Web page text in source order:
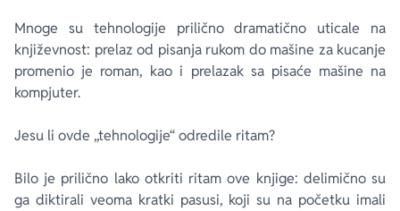
Mnoge su tehnologije prilično dramatično uticale na
književnost: prelaz od pisanja rukom do mašine za kucanje
promenio je roman, kao i prelazak sa pisaće mašine na
kompjuter.
Jesu li ovde „tehnologije“ odredile ritam?
Bilo je prilično lako otkriti ritam ove knjige: delimično su
ga diktirali veoma kratki pasusi, koji su na početku imali